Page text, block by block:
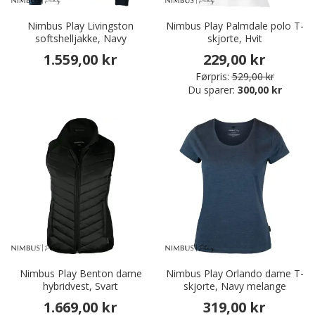
Nimbus Play Livingston
softshelljakke, Navy
1.559,00 kr
Nimbus Play Palmdale polo T-
skjorte, Hvit
229,00 kr
Førpris: 529,00 kr
Du sparer: 300,00 kr
Nimbus Play Benton dame
hybridvest, Svart
1.669,00 kr
Nimbus Play Orlando dame T-
skjorte, Navy melange
319,00 kr